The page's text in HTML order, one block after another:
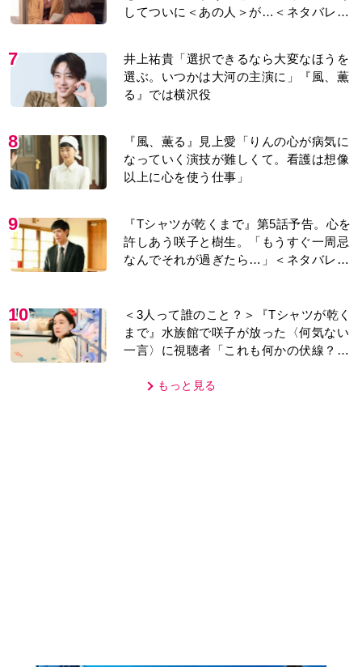
7
井上祐貴「選択できるなら大変なほうを
る』では横沢役
8
『風、薫る』見上愛「りんの心が病気に
以上に心を使う仕事」
9
『Tシャツが乾くまで』第5話予告。心を
なんでそれが過ぎたら…」＜ネタバレあ
り＞
10
一言〉に視聴者「これも何かの伏線？」
「子どもの話だと…」
もっと見る